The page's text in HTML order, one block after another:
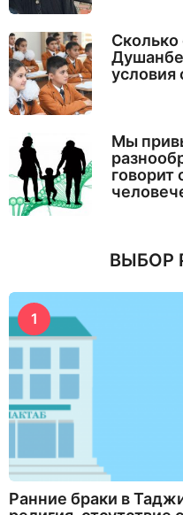
Сколько
условия
Мы
говорит
ВЫБОР
1
Ранние браки в